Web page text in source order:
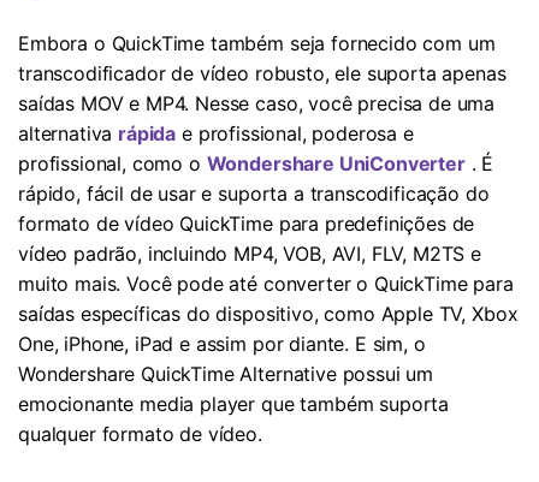
Embora o QuickTime também seja fornecido com um
transcodificador de vídeo robusto, ele suporta apenas
saídas MOV e MP4. Nesse caso, você precisa de uma
alternativa rápida e profissional, poderosa e
profissional, como o Wondershare UniConverter. É
rápido, fácil de usar e suporta a transcodificação do
formato de vídeo QuickTime para predefinições de
vídeo padrão, incluindo MP4, VOB, AVI, FLV, M2TS e
muito mais. Você pode até converter o QuickTime para
saídas específicas do dispositivo, como Apple TV, Xbox
One, iPhone, iPad e assim por diante. E sim, o
Wondershare QuickTime Alternative possui um
emocionante media player que também suporta
qualquer formato de vídeo.